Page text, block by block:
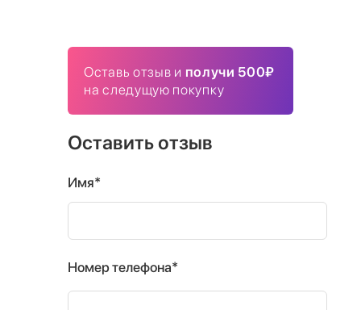
Оставь отзыв и получи 500₽
на следущую покупку
Оставить отзыв
Имя*
Номер телефона*